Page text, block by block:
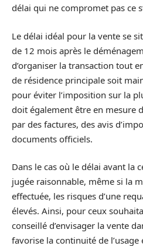
délai qui ne compromet pas ce
Le délai idéal pour la vente se
de 12 mois après le
d’organiser la transaction tout
de résidence principale soit
pour éviter l’imposition sur la
doit également être en mesure
par des factures, des avis
documents officiels.
Dans le cas où le délai avant la
jugée raisonnable, même si la
effectuée, les risques d’une
élevés. Ainsi, pour ceux
conseillé d’envisager la vente
favorise la continuité de